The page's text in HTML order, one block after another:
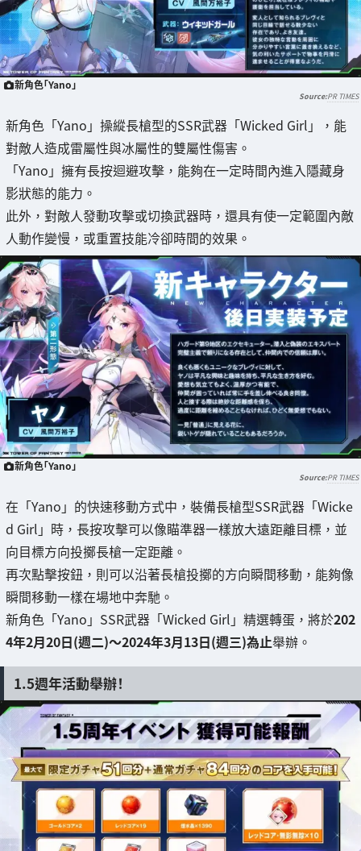
新角色「Yano」
PR TIMES
新角色「Yano」操縱長槍型的SSR武器「Wicked Girl」，能
對敵人造成雷屬性與冰屬性的雙屬性傷害。
「Yano」擁有長按迴避攻擊，能夠在一定時間內進入隱藏身
影狀態的能力。
此外，對敵人發動攻擊或切換武器時，還具有使一定範圍內敵
人動作變慢，或重置技能冷卻時間的效果。
新角色「Yano」
PR TIMES
在「Yano」的快速移動方式中，裝備長槍型SSR武器「Wicke
d Girl」時，長按攻擊可以像瞄準器一樣放大遠距離目標，並
向目標方向投擲長槍一定距離。
再次點擊按鈕，則可以沿著長槍投擲的方向瞬間移動，能夠像
瞬間移動一樣在場地中奔馳。
新角色「Yano」SSR武器「Wicked Girl」精選轉蛋，將於202
4年2月20日(週二)～2024年3月13日(週三)為止舉辦。
1.5週年活動舉辦！